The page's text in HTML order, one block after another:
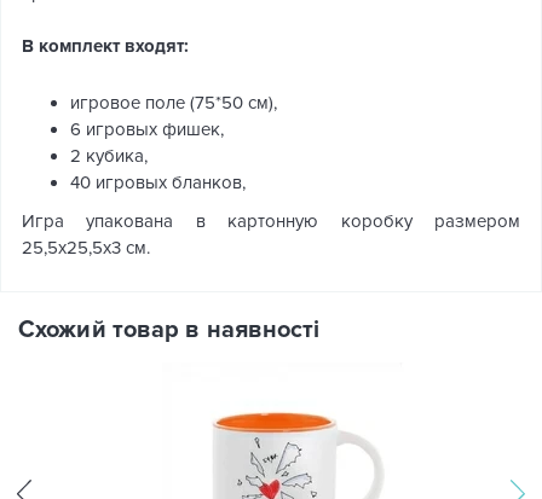
В комплект входят:
игровое поле (75*50 см),
6 игровых фишек,
2 кубика,
40 игровых бланков,
Игра упакована в картонную коробку размером
25,5х25,5х3 см.
Схожий товар в наявності